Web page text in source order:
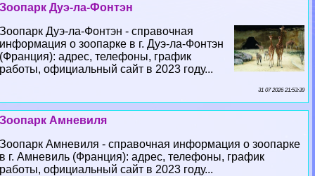
Зоопарк Дуэ-ла-Фонтэн
Зоопарк Дуэ-ла-Фонтэн - справочная
информация о зоопарке в г. Дуэ-ла-Фонтэн
(Франция): адрес, телефоны, график
работы, официальный сайт в 2023 году...
31 07 2026 21:53:39
Зоопарк Амневиля
Зоопарк Амневиля - справочная информация о зоопарке
в г. Амневиль (Франция): адрес, телефоны, график
работы, официальный сайт в 2023 году...